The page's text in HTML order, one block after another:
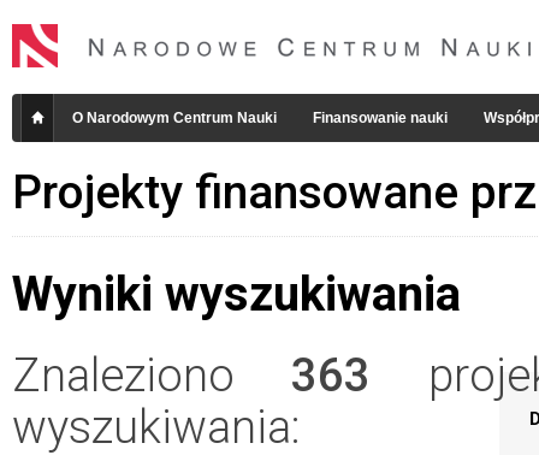
O Narodowym Centrum Nauki Finansowanie nauki
Projekty finansowane
Wyniki wyszukiwania
Znaleziono 363
wyszukiwania: